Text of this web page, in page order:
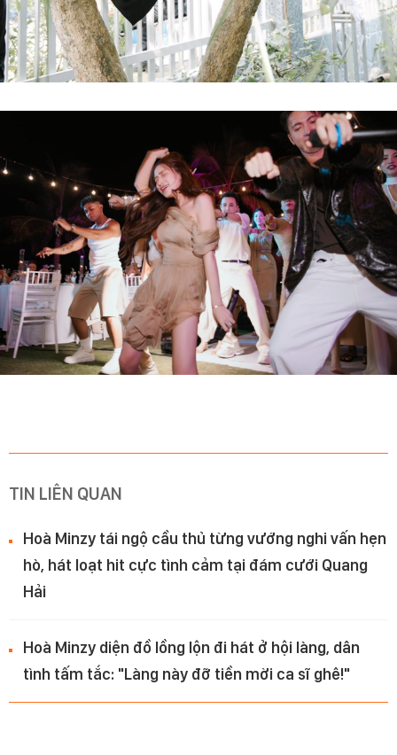
TIN LIÊN QUAN
Hoà Minzy tái ngộ cầu thủ từng vướng nghi vấn hẹn
hò, hát loạt hit cực tình cảm tại đám cưới Quang
Hải
Hoà Minzy diện đồ lồng lộn đi hát ở hội làng, dân
tình tấm tắc: "Làng này đỡ tiền mời ca sĩ ghê!"